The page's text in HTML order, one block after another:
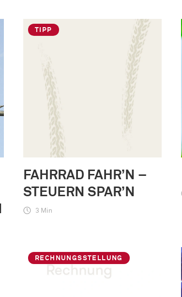
TIPP
FAHRRAD FAHR’N –
STEUERN SPAR’N
3 Min
RECHNUNGSSTELLUNG